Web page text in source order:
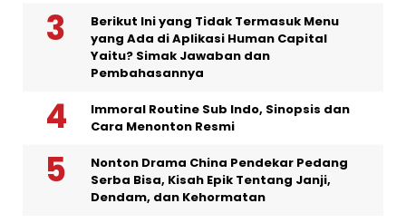
Berikut Ini yang Tidak Termasuk Menu
yang Ada di Aplikasi Human Capital
Yaitu? Simak Jawaban dan
Pembahasannya
Immoral Routine Sub Indo, Sinopsis dan
Cara Menonton Resmi
Nonton Drama China Pendekar Pedang
Serba Bisa, Kisah Epik Tentang Janji,
Dendam, dan Kehormatan